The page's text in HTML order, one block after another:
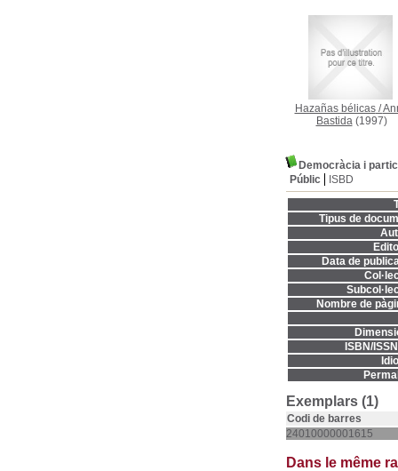
Hazañas bélicas/
Bastida(1997)
Democràcia i
Públic
ISBD
Tipus de
Data de
Nombre de
ISBN/
Exemplars (1)
Codi de barres
24010000001615
Dans le même